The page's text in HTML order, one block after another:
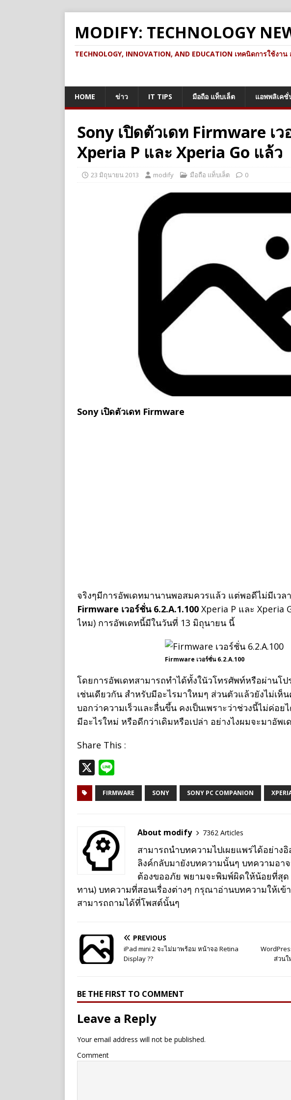
MODIFY: TECHNOLOGY
TECHNOLOGY, INNOVATION, AND EDUCATION เทคนิดการใช้งา
HOME ข่าว IT TIPS มือถือ แท็บเล็ต แอพพลิเคชั่
Sony เปิดตัวเดท Firmware เ
Xperia P และ Xperia Go แล้ว
23 มิถุนายน 2013 modify มือถือ แท็บเล็ต 0
Sony เปิดตัวเดท Firmware
จริงๆมีการอัพเดทมานานพอสมควรแล้ว แต่พอดีไม่มีเวล
Firmware เวอร์ชั่น 6.2.A.1.100 Xperia P และ Xperia
ไหม) การอัพเดทนี้มีในวันที่ 13 มิถุนายน นี้
Firmware เวอร์ชั่น 6.2.A.100
โดยการอัพเดทสามารถทำได้ทั้งในัวโทรศัพท์หรือผ่านโป
เช่นเดียวกัน สำหรับมีอะไรมาใหมๆ ส่วนตัวแล้วยังไม่เห็
บอกว่าความเร็วและลื่นขึ้น คงเป็นเพราะว่าช่วงนี้ไม่ค่อย
มีอะไรใหม่ หรือดีกว่าเดิมหรือเปล่า อย่างไงผมจะมาอัพ
Share This :
X
n
e
FIRMWARE SONY SONY PC COMPANION
About modify 7362 Articles
สามารถนำบทความไปเผยแพร่ได้อย่าง
ลิงค์กลับมายังบทความนั้นๆ บทความอา
ต้องขออภัย พยามจะพิมพ์ผิดให้น้อยที่สุด
ทาน) บทความที่สอนเรื่องต่างๆ กรุณาอ่านบทความให้เ
สามารถถามได้ที่โพสต์นั้นๆ
PREVIOUS
iPad mini 2 จะไม่มาพร้อม หน้าจอ Retina
Display ??
ส่วนใ
BE THE FIRST TO COMMENT
Leave a Reply
Your email address will not be published.
Comment